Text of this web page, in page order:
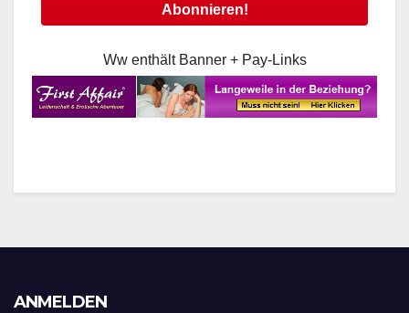
Ww enthält Banner + Pay-Links
ANMELDEN